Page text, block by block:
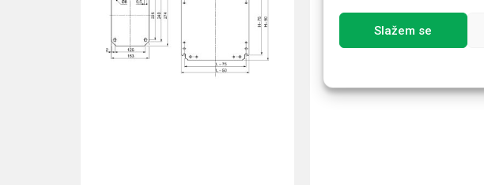
Slažem se